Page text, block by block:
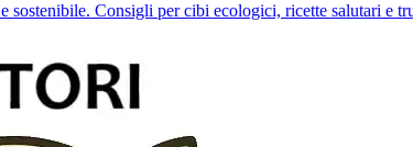
sostenibile. Consigli per cibi ecologici, ricette salutari e